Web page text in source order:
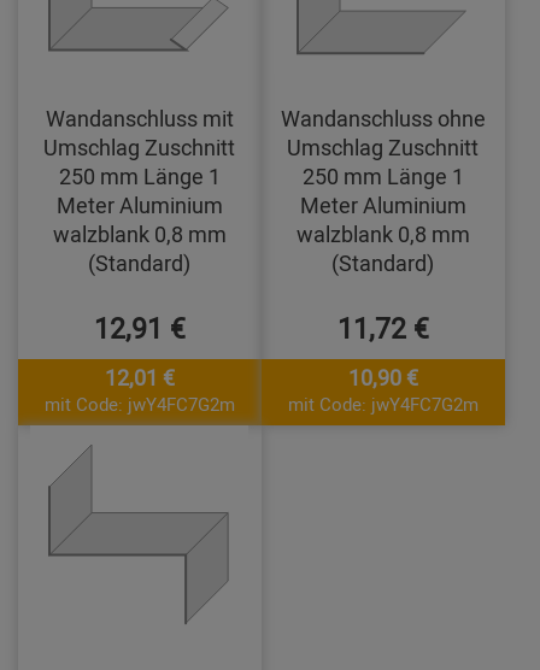
Wandanschluss mit
Umschlag Zuschnitt
250 mm Länge 1
Meter Aluminium
walzblank 0,8 mm
(Standard)
12,91 €
12,01 €
mit Code: jwY4FC7G2m
Wandanschluss ohne
Umschlag Zuschnitt
250 mm Länge 1
Meter Aluminium
walzblank 0,8 mm
(Standard)
11,72 €
10,90 €
mit Code: jwY4FC7G2m